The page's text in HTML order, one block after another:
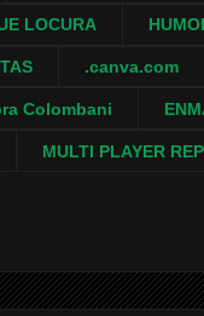
LOCURA
.canva.com
Colombani
MULTI PLAYER